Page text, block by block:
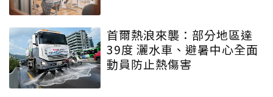
首爾熱浪來襲：部分地區達
39度 灑水車、避暑中心全面
動員防止熱傷害